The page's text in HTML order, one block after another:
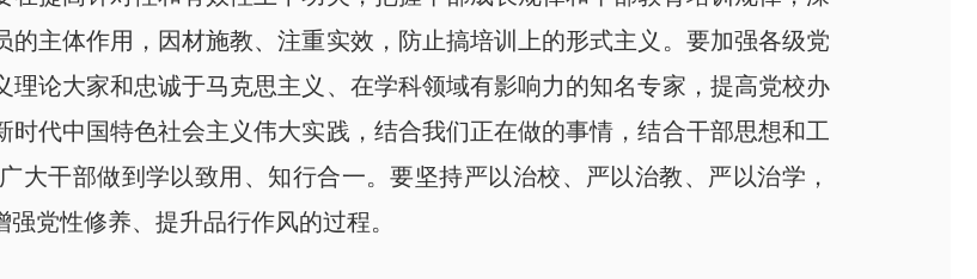
主体作用，因材施教、注重实效，防止搞培训上的形式主义。要加强各级党
论大家和忠诚于马克思主义、在学科领域有影响力的知名专家，提高党校办
代中国特色社会主义伟大实践，结合我们正在做的事情，结合干部思想和工
大干部做到学以致用、知行合一。要坚持严以治校、严以治教、严以治学，
党性修养、提升品行作风的过程。